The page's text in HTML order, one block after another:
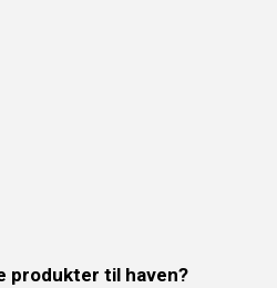
produkter til haven?